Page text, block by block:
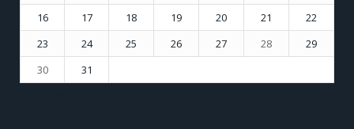
16
17 18 19 20 21
22
23
24 25 26 27 28
29
30
31